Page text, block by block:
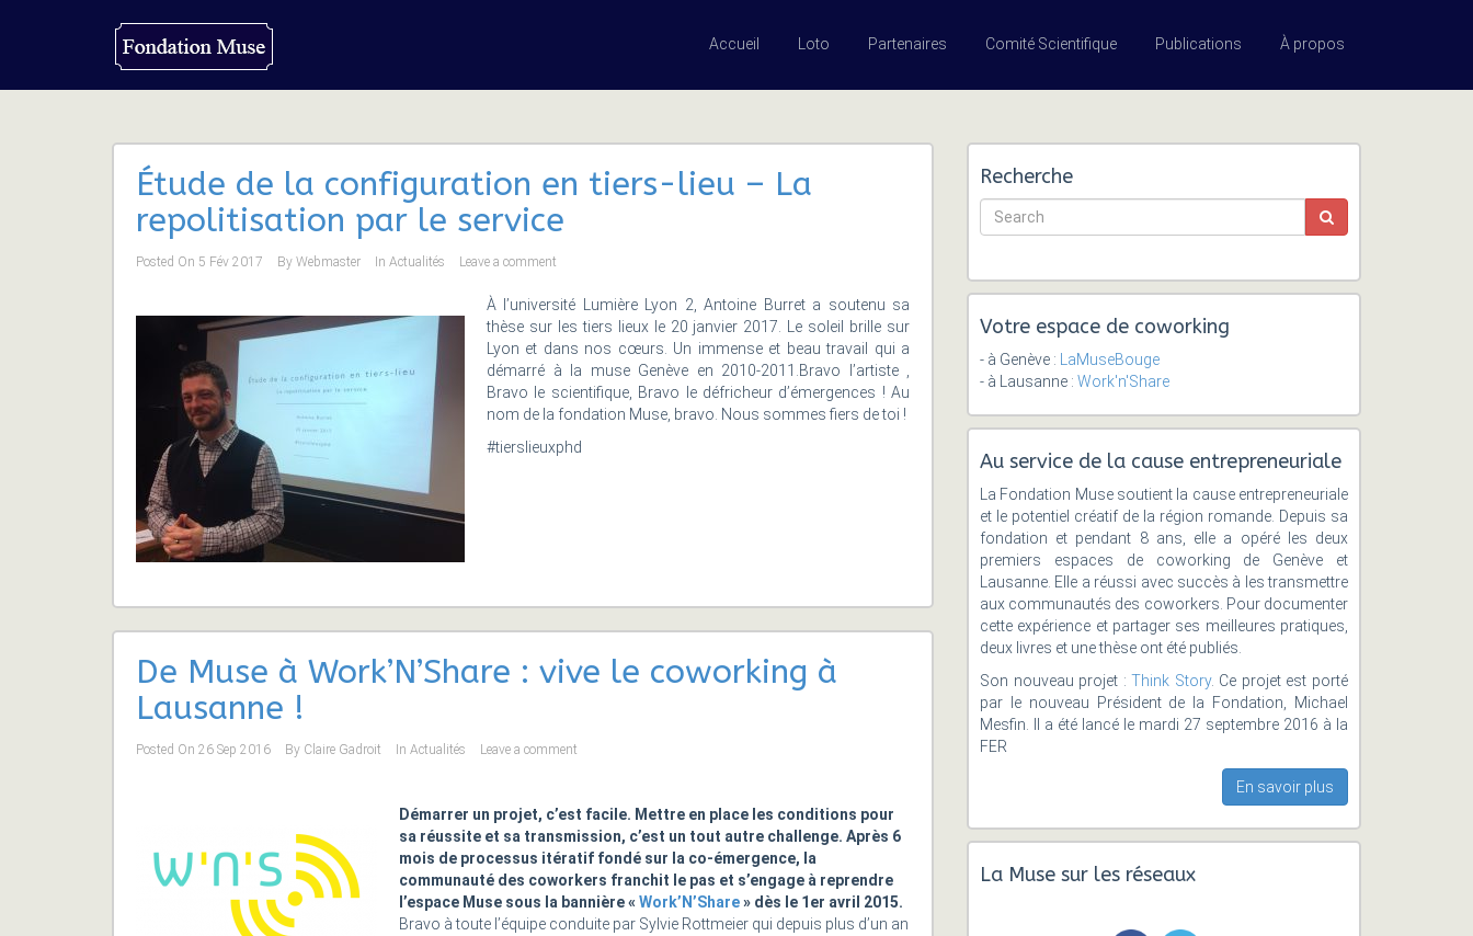
Accueil Loto Partenaires Comité Scientifique Publications À propos
​Étude de la configuration en tiers-lieu – La
repolitisation par le service
Posted On 5 Fév 2017 By Webmaster In Actualités Leave a comment
À l’université Lumière Lyon 2, Antoine Burret a soutenu sa
thèse sur les tiers lieux le 20 janvier 2017. Le soleil brille sur
Lyon et dans nos cœurs. Un immense et beau travail qui a
démarré à la muse Genève en 2010-2011.Bravo l’artiste ,
Bravo le scientifique, Bravo le défricheur d’émergences ! Au
nom de la fondation Muse, bravo. Nous sommes fiers de toi !
#tierslieuxphd
De Muse à Work’N’Share : vive le coworking à
Lausanne !
Posted On 26 Sep 2016 By Claire Gadroit In Actualités Leave a comment
Démarrer un projet, c’est facile. Mettre en place les conditions pour
sa réussite et sa transmission, c’est un tout autre challenge. Après 6
mois de processus itératif fondé sur la co-émergence, la
communauté des coworkers franchit le pas et s’engage à reprendre
l’espace Muse sous la bannière « Work’N’Share» dès le 1er avril 2015.
Bravo à toute l’équipe conduite par Sylvie Rottmeier qui depuis plus d’un an
Recherche
Votre espace de coworking
- à Genève :
LaMuseBouge
- à Lausanne : Work'n'Share
Au service de la cause entrepreneuriale
La Fondation Muse soutient la cause entrepreneuriale
et le potentiel créatif de la région romande. Depuis sa
fondation et pendant 8 ans, elle a opéré les deux
premiers espaces de coworking de Genève et
Lausanne. Elle a réussi avec succès à les transmettre
aux communautés des coworkers. Pour documenter
cette expérience et partager ses meilleures pratiques,
deux livres et une thèse ont été publiés.
Son nouveau projet :Think Story. Ce projet est porté
par le nouveau Président de la Fondation, Michael
Mesfin. Il a été lancé le mardi 27 septembre 2016 à la
FER
En savoir plus
La Muse sur les réseaux